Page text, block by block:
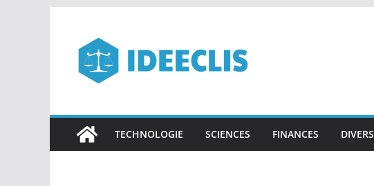
contenu
TECHNOLOGIE SCIENCES FINANCES DIVERS